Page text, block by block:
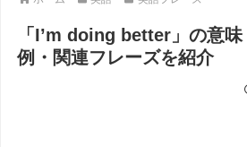
「I’m doing better」の意
例・関連フレーズを紹介